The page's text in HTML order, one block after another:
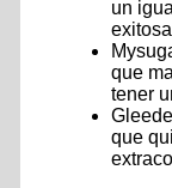
un
que
tener
que